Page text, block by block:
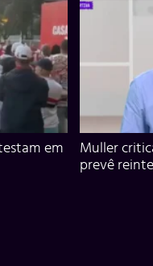
em
Muller
prevê